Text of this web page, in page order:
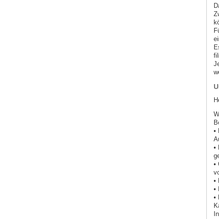
•
•
•
•
•
•